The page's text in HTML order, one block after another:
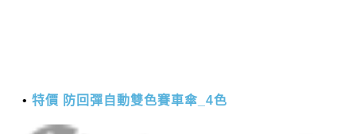
特價 防回彈自動雙色賽車傘_4色